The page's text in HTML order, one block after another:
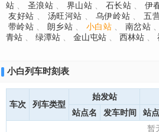
站
圣浪站 界山站 石长站 伊
友好站
汤旺河站 乌伊岭站 五
带岭站
朗乡站 小白站 南岔站
青站
绿潭站 金山屯站 西林站
小白列车时刻表
车次 列车类型
始发站
站点名
发车时间 站
暂